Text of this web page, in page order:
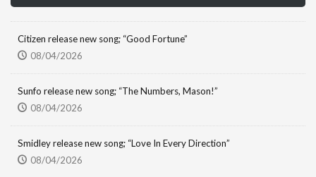
Citizen release new song; “Good Fortune”
08/04/2026
Sunfo release new song; “The Numbers, Mason!”
08/04/2026
Smidley release new song; “Love In Every Direction”
08/04/2026